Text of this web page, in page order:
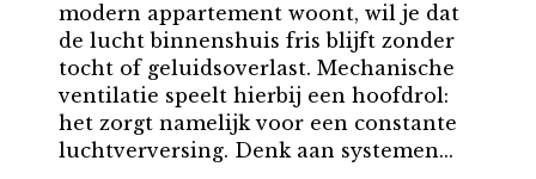
modern appartement woont, wil je dat
de lucht binnenshuis fris blijft zonder
tocht of geluidsoverlast. Mechanische
ventilatie speelt hierbij een hoofdrol:
het zorgt namelijk voor een constante
luchtverversing. Denk aan systemen...